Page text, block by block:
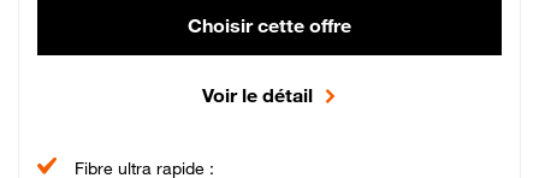
Choisir cette offre
Voir le détail
Fibre ultra rapide :